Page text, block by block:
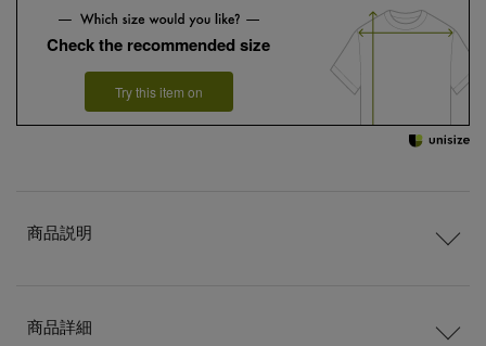
Check the recommended size
Try this item on
商品説明
商品詳細